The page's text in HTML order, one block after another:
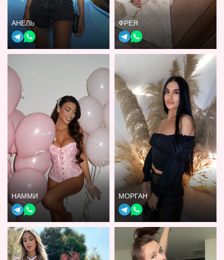
АНЕЛЬ ФРЕЯ
НАММИ МОРГАН